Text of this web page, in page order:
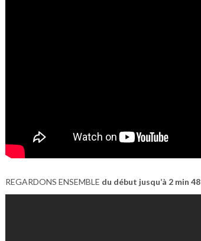
REGARDONS ENSEMBLE du début jusqu’à 2 min 48